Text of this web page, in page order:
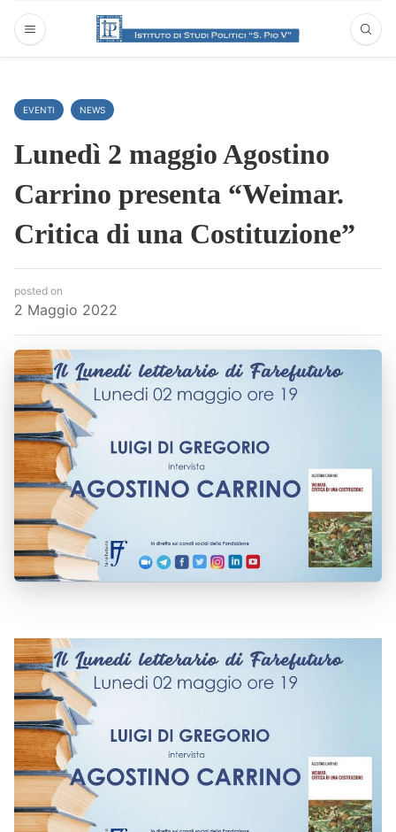
EVENTI NEWS
Lunedì 2 maggio Agostino
Carrino presenta “Weimar.
Critica di una Costituzione”
posted on
2 Maggio 2022